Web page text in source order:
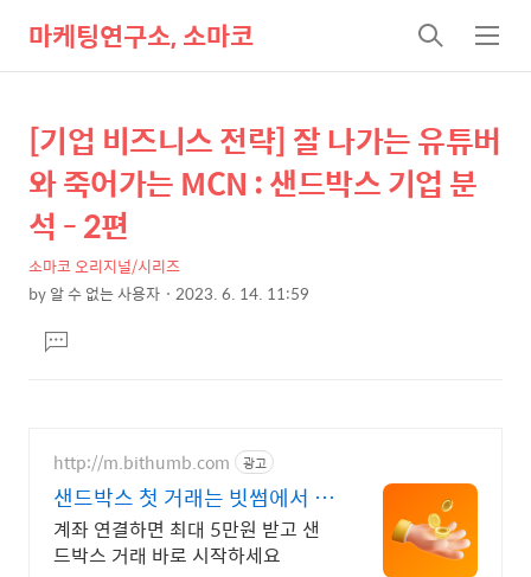
마케팅연구소, 소마코
검
색
메
뉴
상
세
컨
텐
츠
본
문
제
목
[기업 비즈니스 전략] 잘 나가는 유튜버
와 죽어가는 MCN : 샌드박스 기업 분
석 - 2편
소마코 오리지널/시리즈
by알 수 없는 사용자 2023. 6. 14. 11:59
문댓
글
http://m.bithumb.com 광고
샌드박스 첫 거래는 빗썸에서 신
규 가입 시 5만원 혜택
계좌 연결하면 최대 5만원 받고 샌
드박스 거래 바로 시작하세요